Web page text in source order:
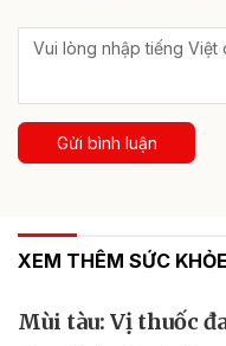
Gửi bình luận
XEM THÊM SỨC KHỎE
Mùi tàu: Vị thuốc